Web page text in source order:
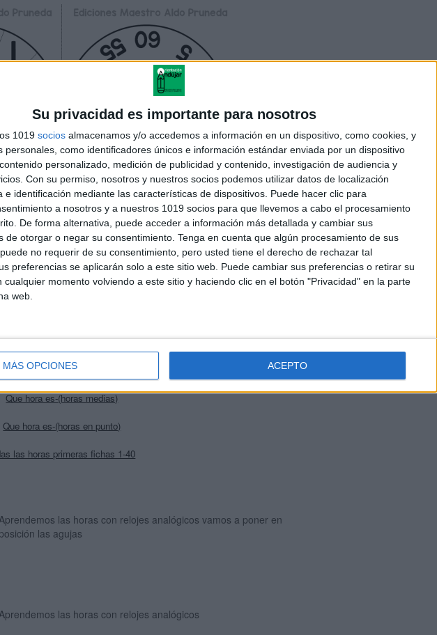
Su privacidad es importante para nosotros
1019 socios almacenamos y/o accedemos a información en un dispositivo, como cookies, y
personales, como identificadores únicos e información estándar enviada por un dispositivo
personalizado, medición de publicidad y contenido, investigación de audiencia y
Con su permiso, nosotros y nuestros socios podemos utilizar datos de localización
e identificación mediante las características de dispositivos. Puede hacer clic para
a nosotros y a nuestros 1019 socios para que llevemos a cabo el procesamiento
De forma alternativa, puede acceder a información más detallada y cambiar sus
de otorgar o negar su consentimiento. Tenga en cuenta que algún procesamiento de sus
no requerir de su consentimiento, pero usted tiene el derecho de rechazar tal
preferencias se aplicarán solo a este sitio web. Puede cambiar sus preferencias o retirar su
cualquier momento volviendo a este sitio y haciendo clic en el botón "Privacidad" en la parte
web.
MÁS OPCIONES ACEPTO
LAS HORAS
a trabajar las horas en punto
Que hora es-(horas-quartos)
Que hora es-(horas medias)
Que hora es-(horas en punto)
las horas primeras fichas 1-40
Aprendemos las horas con relojes analógicos vamos a poner en
posición las agujas
Aprendemos las horas con relojes analógicos